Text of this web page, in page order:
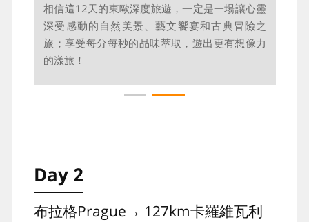
準備好，跟著我們一起穿越在捷克的千塔之都風
采、飄揚歌劇音符的奧地利，讚嘆世界文化遺產
之美、品嚐各國道地美食。
相信這12天的東歐深度旅遊，一定是一場讓心靈
深受感動的自然美景、藝文饗宴和古典冒險之
旅；享受每分每秒的品味萃取，遊出更有想像力
的漾旅！
Day 2
布拉格Prague→ 127km卡羅維瓦利